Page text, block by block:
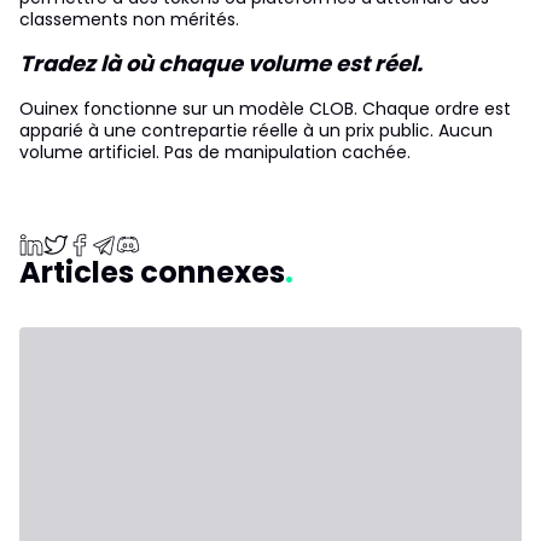
classements non mérités.
Tradez là où chaque volume est réel.
Ouinex fonctionne sur un modèle CLOB. Chaque ordre est
apparié à une contrepartie réelle à un prix public. Aucun
volume artificiel. Pas de manipulation cachée.
Articles connexes